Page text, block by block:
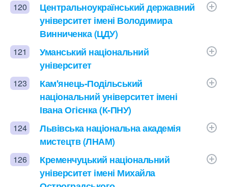
120
Центральноукраїнський державний
університет імені Володимира
Винниченка (ЦДУ)
121
Уманський національний
університет
123
Кам'янець-Подільський
національний університет імені
Івана Огієнка (К-ПНУ)
124
Львівська національна академія
мистецтв (ЛНАМ)
126
Кременчуцький національний
університет імені Михайла